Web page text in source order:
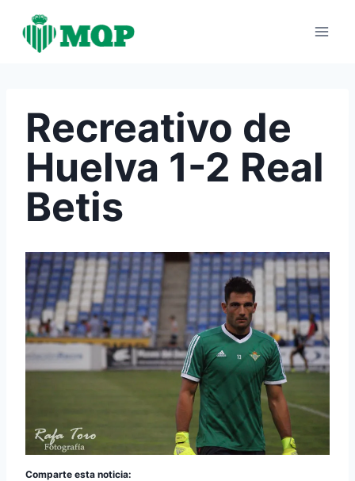
contenido
Recreativo de
Huelva 1-2 Real
Betis
Comparte esta noticia: